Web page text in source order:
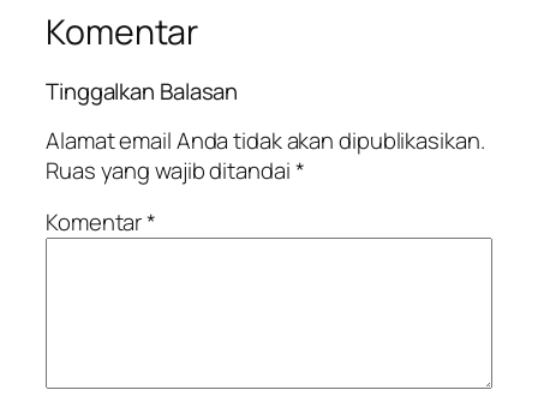
Komentar
Tinggalkan Balasan
Alamat email Anda tidak akan dipublikasikan.
Ruas yang wajib ditandai*
Komentar*